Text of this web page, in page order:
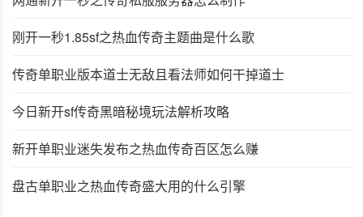
刚开一秒1.85sf之热血传奇主题曲是什么歌
传奇单职业版本道士无敌且看法师如何干掉道士
今日新开sf传奇黑暗秘境玩法解析攻略
新开单职业迷失发布之热血传奇百区怎么赚
盘古单职业之热血传奇盛大用的什么引擎